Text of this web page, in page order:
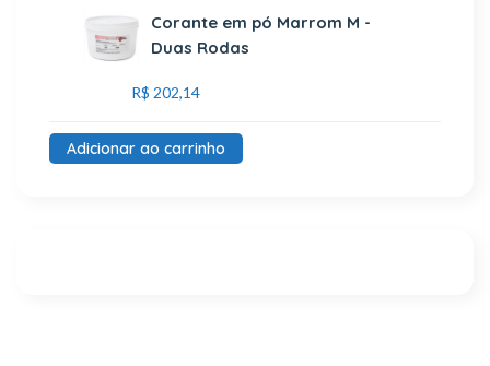
Corante em pó Marrom M -
Duas Rodas
R$ 202,14
Adicionar ao carrinho